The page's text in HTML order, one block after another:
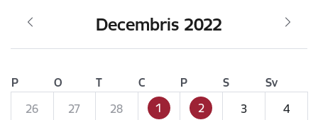
Decembris 2022
P O T C P S
Sv
26
27 28 1 2 3 4